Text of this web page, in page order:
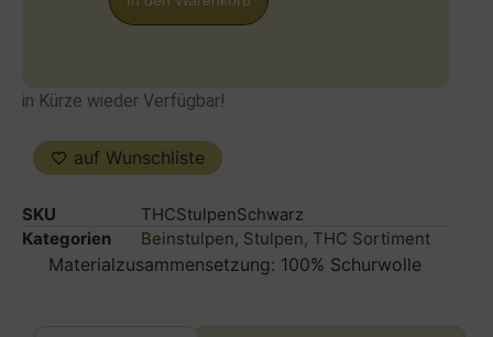
in Kürze wieder Verfügbar!
auf Wunschliste
SKU
THCStulpenSchwarz
Kategorien
Beinstulpen, Stulpen, THC Sortiment
Materialzusammensetzung: 100% Schurwolle